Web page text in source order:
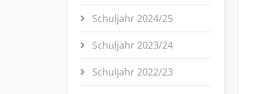
Schuljahr 2024/25
Schuljahr 2023/24
Schuljahr 2022/23